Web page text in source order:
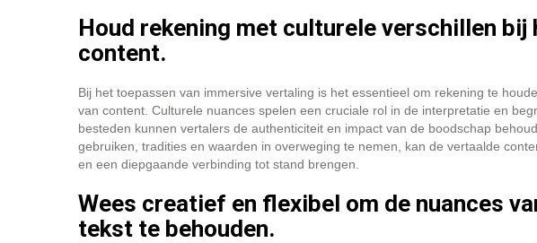
Houd rekening met culturele verschillen bij
content.
Bij het toepassen van immersive vertaling is het essentieel om rekening te
van content. Culturele nuances spelen een cruciale rol in de interpretatie en
besteden kunnen vertalers de authenticiteit en impact van de boodschap
gebruiken, tradities en waarden in overweging te nemen, kan de vertaalde
en een diepgaande verbinding tot stand brengen.
Wees creatief en flexibel om de nuances
tekst te behouden.